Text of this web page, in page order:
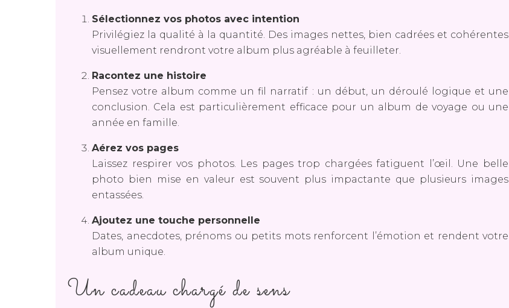
Sélectionnez vos photos avec intention
Privilégiez la qualité à la quantité. Des images nettes, bien cadrées et cohérentes
visuellement rendront votre album plus agréable à feuilleter.
Racontez une histoire
Pensez votre album comme un fil narratif : un début, un déroulé logique et une
conclusion. Cela est particulièrement efficace pour un album de voyage ou une
année en famille.
Aérez vos pages
Laissez respirer vos photos. Les pages trop chargées fatiguent l’œil. Une belle
photo bien mise en valeur est souvent plus impactante que plusieurs images
entassées.
Ajoutez une touche personnelle
Dates, anecdotes, prénoms ou petits mots renforcent l’émotion et rendent votre
album unique.
Un cadeau chargé de sens